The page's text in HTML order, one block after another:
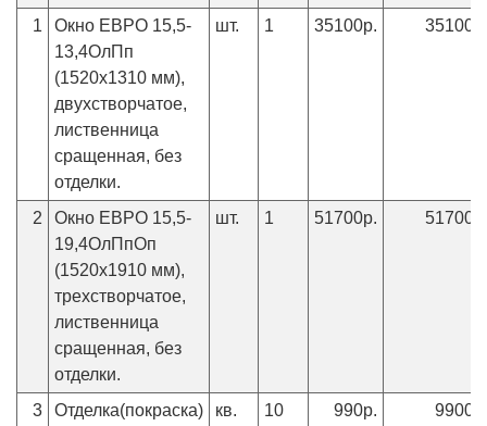
1
Окно ЕВРО 15,5-
13,4ОлПп
(1520х1310 мм),
двухстворчатое,
лиственница
сращенная, без
отделки.
шт. 1 35100р.
2
Окно ЕВРО 15,5-
19,4ОлПпОп
(1520х1910 мм),
трехстворчатое,
лиственница
сращенная, без
отделки.
шт. 1 51700р.
3
Отделка(покраска)
кв.
10 990р.